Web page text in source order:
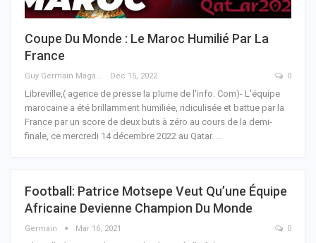
Coupe Du Monde : Le Maroc Humilié Par La
France
Guy Germain Maganga Nziengui Déc 15, 2022 0
Libreville,( agence de presse la plume de l'info. Com)- L'équipe
marocaine a été brillamment humiliée, ridiculisée et battue par la
France par un score de deux buts à zéro au cours de la demi-
finale, ce mercredi 14 décembre 2022 au Qatar.
Football: Patrice Motsepe Veut Qu’une Équipe
Africaine Devienne Champion Du Monde
Germain Mar 16, 2021 0